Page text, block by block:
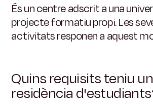
És un centre adscrit a una
projecte formatiu propi. Les
activitats responen a aquest
Quins requisits teniu
residència